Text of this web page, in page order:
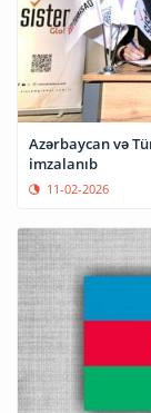
Azərbaycan və
imzalanıb
11-02-2026